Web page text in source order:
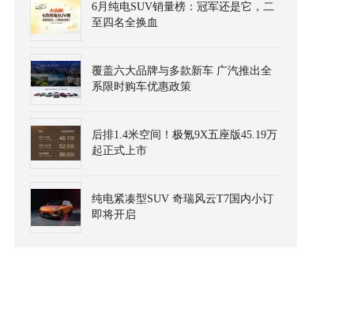
6月纯电SUV销量榜：冠军还是它，二
至四名全换血
覆盖六大品牌与多款新车 广汽推出全
系限时购车优惠政策
后排1.4米空间！极氪9X五座版45.19万
起正式上市
纯电紧凑型SUV 奇瑞风云T7国内小订
即将开启